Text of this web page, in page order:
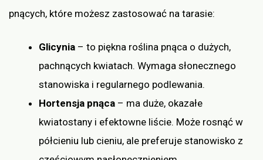
pnących, które możesz zastosować na tarasie:
Glicynia – to piękna roślina pnąca o dużych,
pachnących kwiatach. Wymaga słonecznego
stanowiska i regularnego podlewania.
Hortensja pnąca – ma duże, okazałe
kwiatostany i efektowne liście. Może rosnąć w
półcieniu lub cieniu, ale preferuje stanowisko z